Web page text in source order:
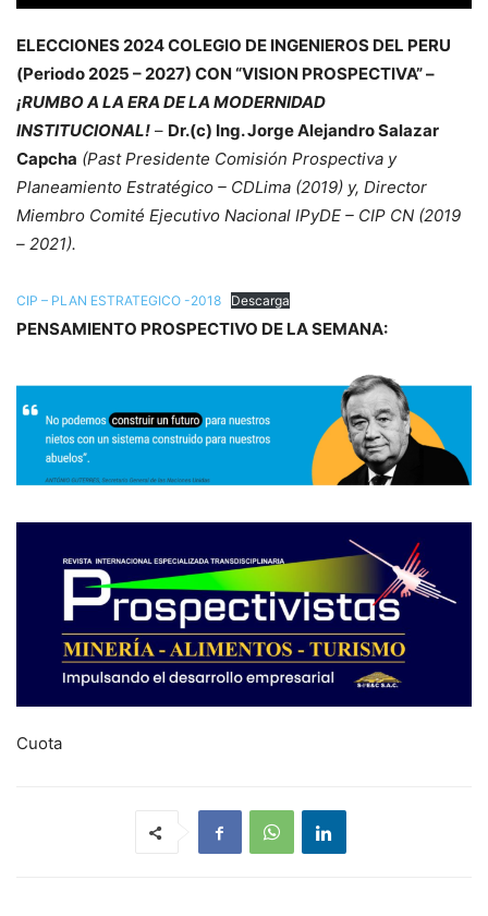
ELECCIONES 2024 COLEGIO DE INGENIEROS DEL PERU
(Periodo 2025 – 2027) CON “VISION PROSPECTIVA” –
¡RUMBO A LA ERA DE LA MODERNIDAD
INSTITUCIONAL! – Dr.(c) Ing. Jorge Alejandro Salazar
Capcha (Past Presidente Comisión Prospectiva y
Planeamiento Estratégico – CDLima (2019) y, Director
Miembro Comité Ejecutivo Nacional IPyDE – CIP CN (2019
– 2021).
CIP – PLAN ESTRATEGICO -2018 Descarga
PENSAMIENTO PROSPECTIVO DE LA SEMANA:
Cuota